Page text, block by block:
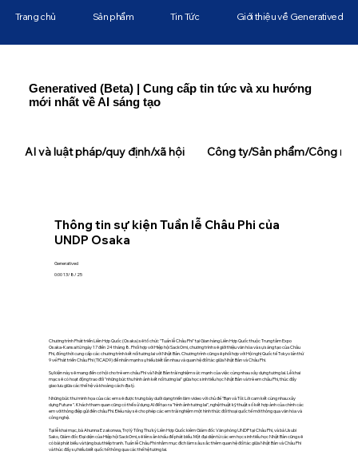
Generatived (Beta) | Cung cấp tin tức và xu hướng
mới nhất về AI sáng tạo
Thông tin sự kiện Tuần lễ Châu Phi của
UNDP Osaka
Generatived
0:00 13/8/25
Chương trình Phát triển Liên Hợp Quốc (Osaka) sẽ tổ chức "Tuần lễ Châu Phi" tại Gian hàng Liên Hợp Quốc thuộc Trung tâm Expo
Osaka-Kansai từ ngày 17 đến 24 tháng 8. Phối hợp với Hiệp hội SackOmi, chương trình sẽ giới thiệu văn hóa và sự sáng tạo của Châu
Phi, đồng thời cung cấp các chương trình kết nối tương lai với Nhật Bản. Chương trình cũng sẽ phối hợp với Hội nghị Quốc tế Tokyo lần thứ
9 về Phát triển Châu Phi (TICAD9) để nhấn mạnh sự hiểu biết lẫn nhau và quan hệ đối tác giữa Nhật Bản và Châu Phi.
Sự kiện này sẽ mang đến cơ hội cho trẻ em châu Phi và Nhật Bản trải nghiệm sức mạnh của việc cùng nhau xây dựng tương lai. Lễ khai
mạc sẽ có hoạt động trao đổi "những bức thư hình ảnh kết nối tương lai" giữa học sinh tiểu học Nhật Bản và trẻ em châu Phi, thúc đẩy
giao lưu giữa các thế hệ và khoảng cách địa lý.
Những bức thư minh họa của các em sẽ được trưng bày dưới dạng triển lãm video với chủ đề "Bạn và Tôi: Lời cam kết cùng nhau xây
dựng Future ". Khách tham quan cũng có thể sử dụng AI để tạo ra "hình ảnh tương lai", nghệ thuật kỹ thuật số kết hợp ảnh của chính các
em với thông điệp gửi đến châu Phi. Điều này sẽ cho phép các em trải nghiệm một hình thức đối thoại quốc tế mới thông qua văn hóa và
công nghệ.
Tại lễ khai mạc, bà Ahunna Ezakonwa, Trợ lý Tổng Thư ký Liên Hợp Quốc kiêm Giám đốc Văn phòng UNDP tại Châu Phi, và bà Usubi
Sako, Giám đốc Đại diện của Hiệp hội SackOmi, sẽ lên sân khấu để phát biểu. Một đại diện từ các em học sinh tiểu học Nhật Bản cũng sẽ
có bài phát biểu và tặng bưu thiếp tranh. Tuần lễ Châu Phi nhằm mục đích làm sâu sắc thêm quan hệ đối tác giữa Nhật Bản và Châu Phi
và thúc đẩy sự hiểu biết quốc tế thông qua các thế hệ tương lai.
Trang chủ Sản phẩm Tin Tức Giới thiệu về Generatived
AI và luật pháp/quy định/xã hội Công ty/Sản phẩm/Công